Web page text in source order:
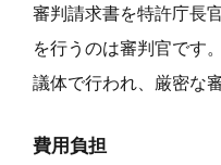
審判請求書を特許庁長
を行うのは審判官です
議体で行われ、厳密な
費用負担